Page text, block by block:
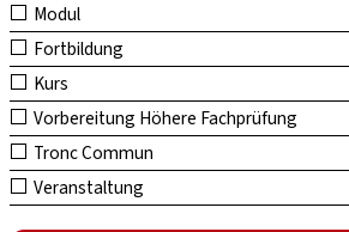
Modul
Fortbildung
Kurs
Vorbereitung Höhere Fachprüfung
Tronc Commun
Veranstaltung